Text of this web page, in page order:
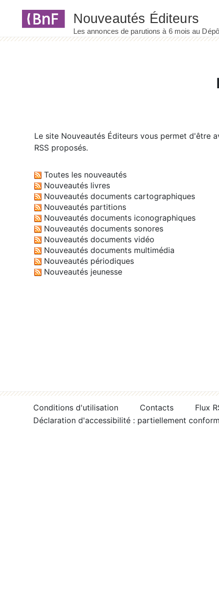
Le site Nouveautés Éditeurs vous permet d'être
RSS proposés.
Toutes les nouveautés
Nouveautés livres
Nouveautés documents cartographiques
Nouveautés partitions
Nouveautés documents iconographiques
Nouveautés documents sonores
Nouveautés documents vidéo
Nouveautés documents multimédia
Nouveautés périodiques
Nouveautés jeunesse
Conditions d'utilisation Contacts
Flux
Déclaration d'accessibilité : partiellement